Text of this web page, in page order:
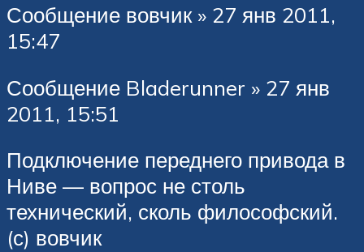
Сообщение вовчик » 27 янв 2011,
15:47
Сообщение Bladerunner » 27 янв
2011, 15:51
Подключение переднего привода в
Ниве — вопрос не столь
технический, сколь философский.
(с) вовчик